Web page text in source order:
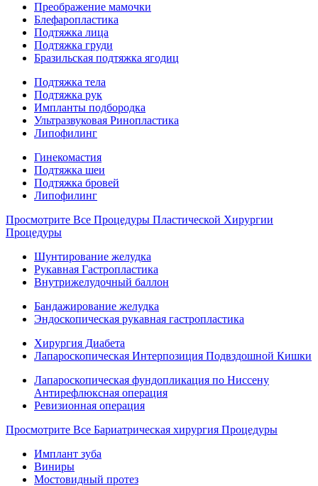
Преображение мамочки
Блефаропластика
Подтяжка лица
Подтяжка груди
Бразильская подтяжка ягодиц
Подтяжка тела
Подтяжка рук
Импланты подбородка
Ультразвуковая Ринопластика
Липофилинг
Гинекомастия
Подтяжка шеи
Подтяжка бровей
Липофилинг
Просмотрите Все Процедуры Пластической Хирургии
Процедуры
Шунтирование желудка
Рукавная Гастропластика
Внутрижелудочный баллон
Бандажирование желудка
Эндоскопическая рукавная гастропластика
Хирургия Диабета
Лапароскопическая Интерпозиция Подвздошной Кишки
Лапароскопическая фундопликация по Ниссену
Антирефлюксная операция
Ревизионная операция
Просмотрите Все Бариатрическая хирургия Процедуры
Имплант зуба
Виниры
Мостовидный протез